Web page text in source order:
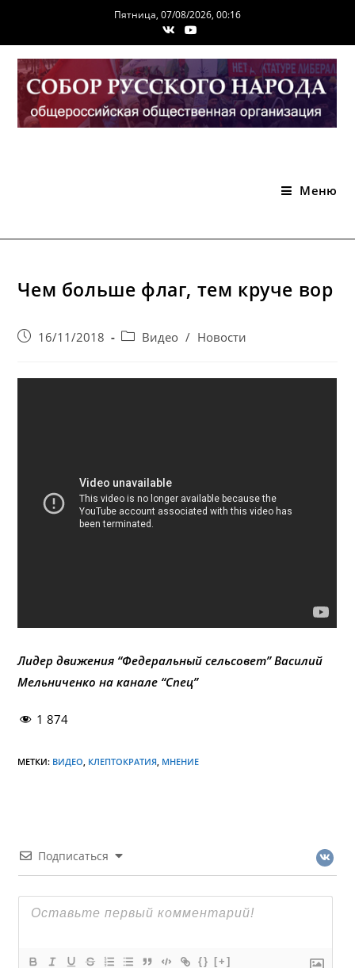
содержимому
Пятница, 07/08/2026, 00:16
Меню
Чем больше флаг, тем круче вор
Запись16/11/2018
PostВидео / Новости
Лидер движения “Федеральный сельсовет” Василий
Мельниченко на канале “Спец”
1 874
МЕТКИ: ВИДЕО, КЛЕПТОКРАТИЯ, МНЕНИЕ
Подписаться
{} [+]